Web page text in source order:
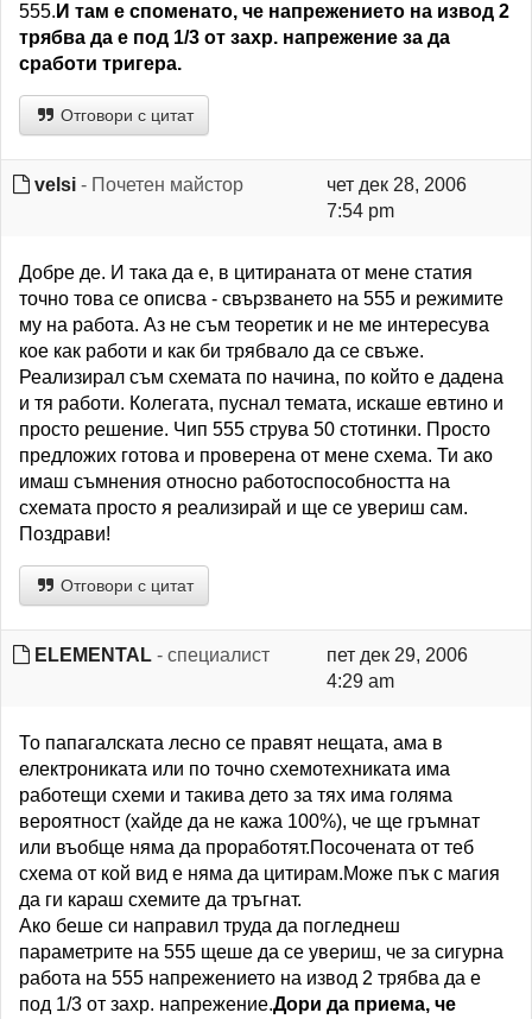
555. И там е споменато, че напрежението на извод 2
трябва да е под 1/3 от захр. напрежение за да
сработи тригера.
Отговори с цитат
velsi - Почетен майстор
чет дек 28, 2006
7:54 pm
Добре де. И така да е, в цитираната от мене статия
точно това се описва - свързването на 555 и режимите
му на работа. Аз не съм теоретик и не ме интересува
кое как работи и как би трябвало да се свъже.
Реализирал съм схемата по начина, по който е дадена
и тя работи. Колегата, пуснал темата, искаше евтино и
просто решение. Чип 555 струва 50 стотинки. Просто
предложих готова и проверена от мене схема. Ти ако
имаш съмнения относно работоспособността на
схемата просто я реализирай и ще се увериш сам.
Поздрави!
Отговори с цитат
ELEMENTAL - специалист
пет дек 29, 2006
4:29 am
То папагалската лесно се правят нещата, ама в
електрониката или по точно схемотехниката има
работещи схеми и такива дето за тях има голяма
вероятност (хайде да не кажа 100%), че ще гръмнат
или въобще няма да проработят.Посочената от теб
схема от кой вид е няма да цитирам.Може пък с магия
да ги караш схемите да тръгнат.
Ако беше си направил труда да погледнеш
параметрите на 555 щеше да се увериш, че за сигурна
работа на 555 напрежението на извод 2 трябва да е
под 1/3 от захр. напрежение.Дори да приема, че